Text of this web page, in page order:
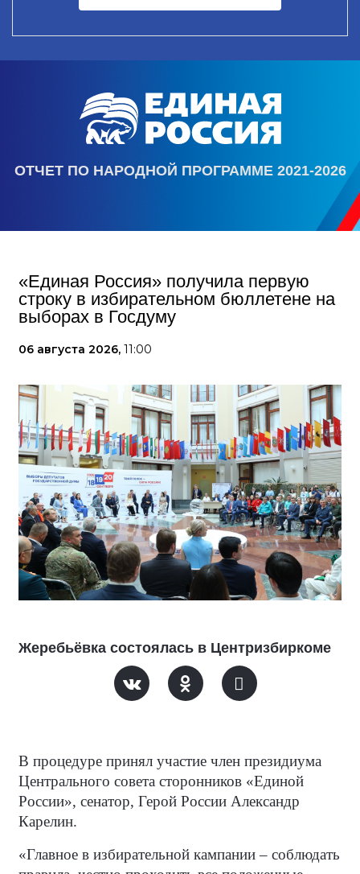
ОТЧЕТ ПО НАРОДНОЙ ПРОГРАММЕ 2021-2026
«Единая Россия» получила первую
строку в избирательном бюллетене на
выборах в Госдуму
06 августа 2026, 11:00
Жеребьёвка состоялась в Центризбиркоме
В процедуре принял участие член президиума
Центрального совета сторонников «Единой
России», сенатор, Герой России Александр
Карелин.
«Главное в избирательной кампании – соблюдать